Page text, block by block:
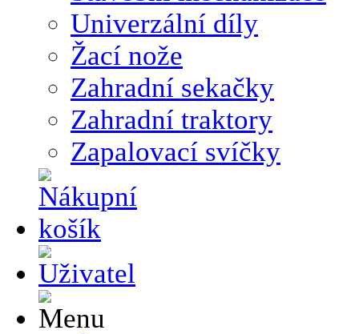
Univerzální díly
Žací nože
Zahradní sekačky
Zahradní traktory
Zapalovací svíčky